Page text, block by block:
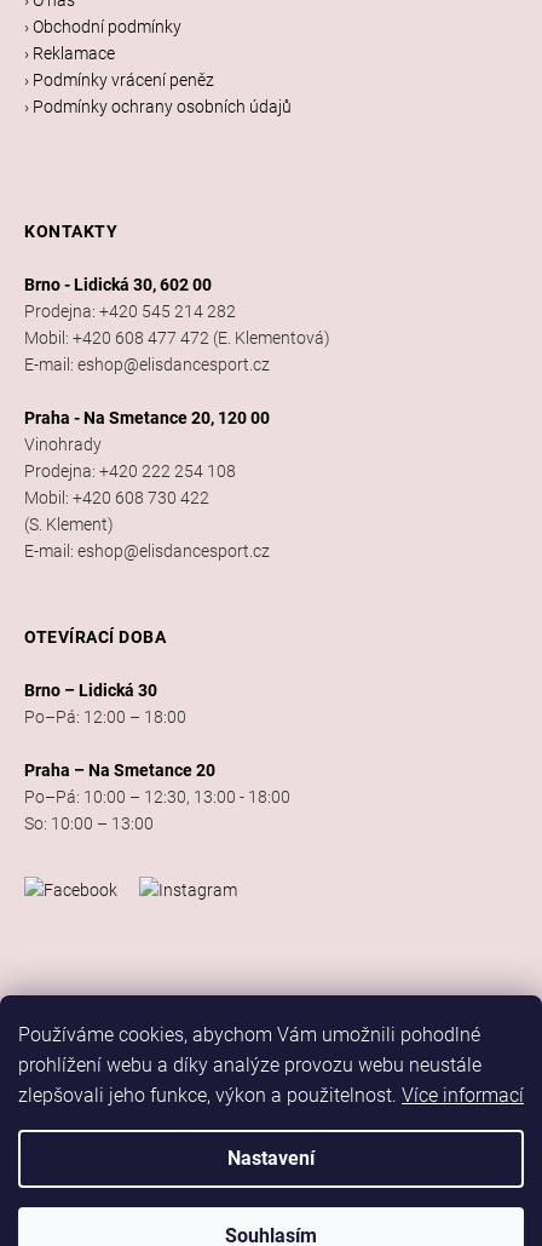
Používáme cookies, abychom Vám umožnili pohodlné
prohlížení webu a díky analýze provozu webu neustále
zlepšovali jeho funkce, výkon a použitelnost. Více informací
Nastavení
Souhlasím
› Obchodní podmínky
› Reklamace
› Podmínky vrácení peněz
› Podmínky ochrany osobních údajů
KONTAKTY
Brno - Lidická 30, 602 00
Prodejna: +420 545 214 282
Mobil: +420 608 477 472 (E. Klementová)
E-mail: eshop@elisdancesport.cz
Praha - Na Smetance 20, 120 00
Vinohrady
Prodejna: +420 222 254 108
Mobil: +420 608 730 422
(S. Klement)
E-mail: eshop@elisdancesport.cz
OTEVÍRACÍ DOBA
Brno – Lidická 30
Po–Pá: 12:00 – 18:00
Praha – Na Smetance 20
Po–Pá: 10:00 – 12:30, 13:00 - 18:00
So: 10:00 – 13:00
Vytvořil Shoptet
Elis Dance Sport . Všechna práva vyhrazena.
Upravit nastavení cookiesMarketing